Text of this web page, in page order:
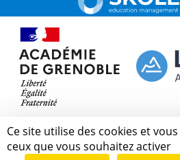
Ce site utilise des cookies et
ceux que vous souhaitez activer